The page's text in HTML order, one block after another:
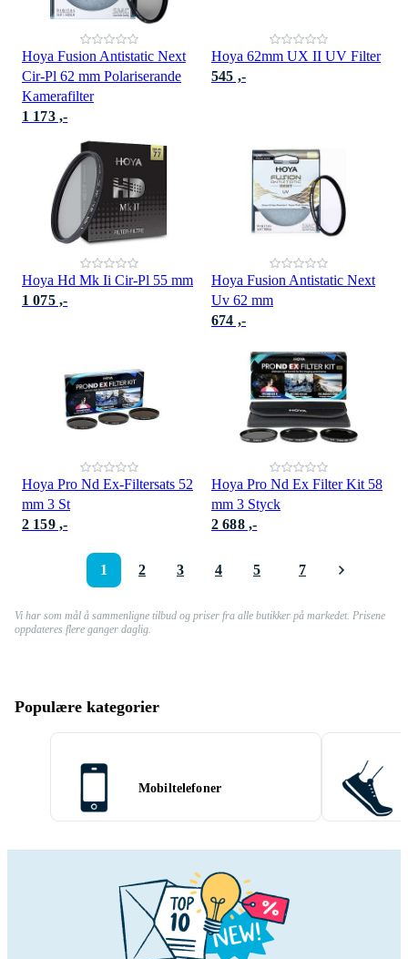
Hoya Fusion Antistatic Next
Cir-Pl 62 mm Polariserande
Kamerafilter
1 173 ,-
Hoya 62mm UX II UV Filter
545 ,-
Hoya Hd Mk Ii Cir-Pl 55 mm
1 075 ,-
Hoya Fusion Antistatic Next
Uv 62 mm
674 ,-
Hoya Pro Nd Ex-Filtersats 52
mm 3 St
2 159 ,-
Hoya Pro Nd Ex Filter Kit 58
mm 3 Styck
2 688 ,-
1 2 3 4 5 7
Vi har som mål å sammenligne tilbud og priser fra alle butikker på markedet. Prisene
oppdateres flere ganger daglig.
Populære kategorier
Mobiltelefoner